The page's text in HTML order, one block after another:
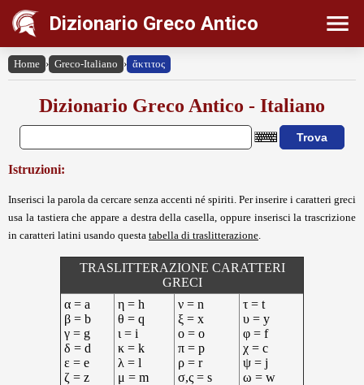
Dizionario Greco Antico
Home › Greco-Italiano › ἄκτιτος
Dizionario Greco Antico - Italiano
Istruzioni:
Inserisci la parola da cercare senza accenti né spiriti. Per inserire i caratteri greci
usa la tastiera che appare a destra della casella, oppure inserisci la trascrizione
in caratteri latini usando questa tabella di traslitterazione
TRASLITTERAZIONE CARATTERI
GRECI
α = a
β = b
γ = g
δ = d
ε = e
ζ = z
η = h
θ = q
ι = i
κ = k
λ = l
μ = m
ν = n
ξ = x
ο = o
π = p
ρ = r
σ,ς = s
τ = t
υ = y
φ = f
χ = c
ψ = j
ω = w